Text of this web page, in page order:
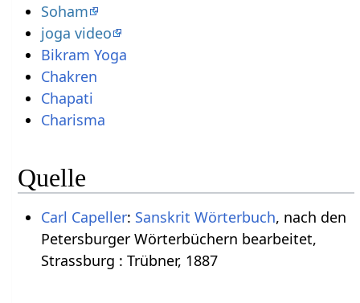
Soham
joga video
Bikram Yoga
Chakren
Chapati
Charisma
Quelle
Carl Capeller: Sanskrit Wörterbuch, nach den
Petersburger Wörterbüchern bearbeitet,
Strassburg : Trübner, 1887